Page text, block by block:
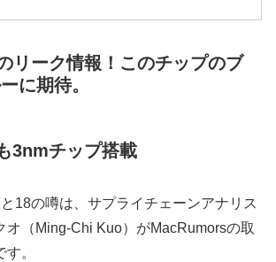
リーク情報！このチップのブ
に期待。
3nmチップ搭載
18の噂は、サプライチェーンアナリス
オ（Ming-Chi Kuo）がMacRumorsの取
。